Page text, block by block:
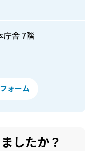
庁舎 7階
ォーム
したか？